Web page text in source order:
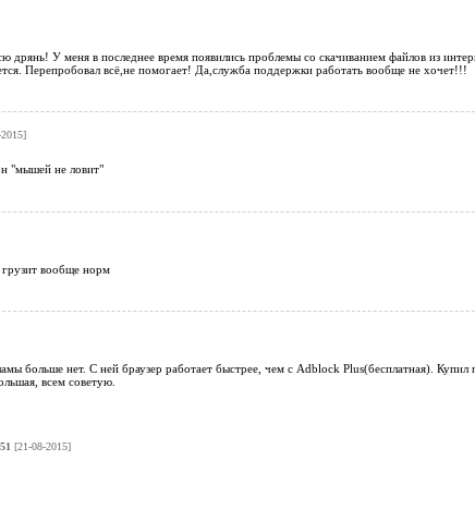
дрянь! У меня в последнее время появились проблемы со скачиванием файлов из
Перепробовал всё,не помогает! Да,служба поддержки работать вообще не хочет!!!
"мышей не ловит"
грузит вообще норм
больше нет. С ней браузер работает быстрее, чем с Adblock Plus(бесплатная).
всем советую.
[21-08-2015]